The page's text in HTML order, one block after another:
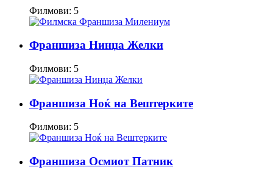
Филмови: 5
Франшиза Нинџа Желки
Филмови: 5
Франшиза Ноќ на Вештерките
Филмови: 5
Франшиза Осмиот Патник